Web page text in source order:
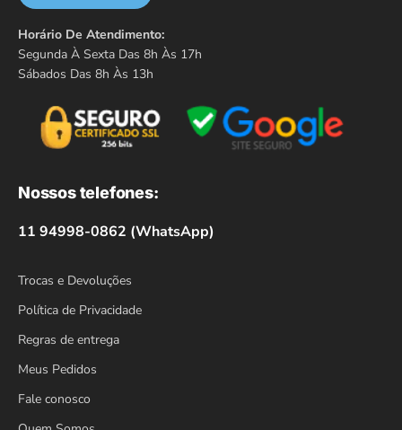
Horário De Atendimento:
Segunda À Sexta Das 8h Às 17h
Sábados Das 8h Às 13h
Nossos telefones:
11 94998-0862 (WhatsApp)
Trocas e Devoluções
Política de Privacidade
Regras de entrega
Meus Pedidos
Fale conosco